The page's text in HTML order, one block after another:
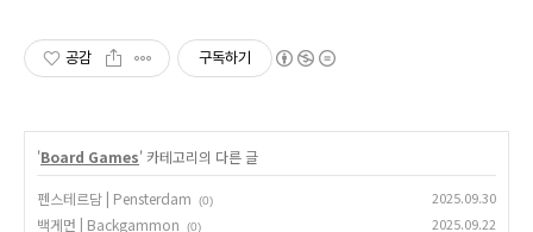
공감 구독하기
'Board Games' 카테고리의 다른 글
펜스테르담 | Pensterdam (0) 2025.09.30
백게먼 | Backgammon (0) 2025.09.22